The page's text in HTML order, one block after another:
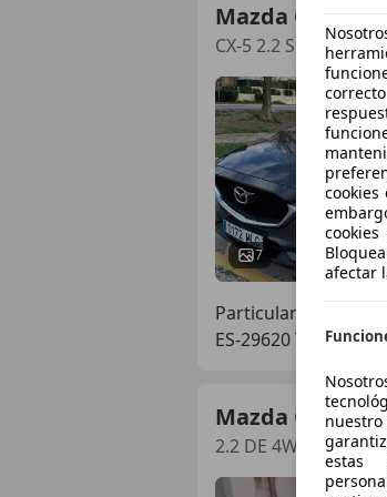
Mazda CX-5
CX-5 2.2 Skyactiv-D
7
Particular
ES-29620
Mazda CX-5
2.2 DE 4WD AT
cookies
afectar
estas